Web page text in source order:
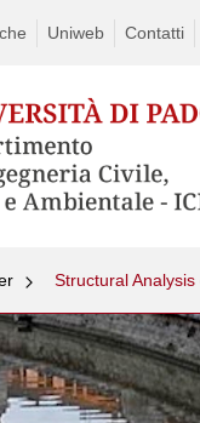
Uniweb Contatti
Structural
Skip
content